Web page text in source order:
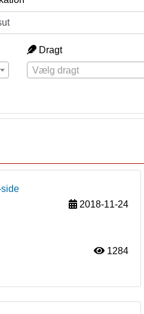
Dragt
Vælg dragt
2018-11-24
1284